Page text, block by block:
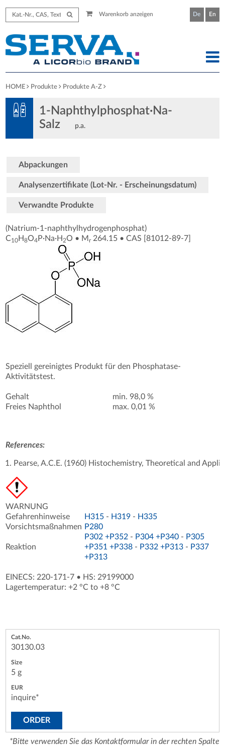
Warenkorb anzeigen De En
HOME Produkte Produkte A-Z
1-Naphthylphosphat·Na-
Salz
p.a.
Abpackungen
Analysenzertifikate (Lot-Nr. - Erscheinungsdatum)
Verwandte Produkte
(Natrium-1-naphthylhydrogenphosphat)
C10 H8O4 P·Na·H 2O • Mr264.15 •CAS [81012-89-7
Speziell gereinigtes Produkt für den Phosphatase-
Aktivitätstest.
Gehalt
Freies Naphthol
min. 98,0 %
max. 0,01 %
References:
Pearse, A.C.E. (1960) Histochemistry, Theoretical and
WARNUNG
Gefahrenhinweise
H315 - H319 - H335
Vorsichtsmaßnahmen P280
Reaktion
P302 +P352 - P304 +P340 - P305
+P351 +P338 - P332 +P313 - P337
+P313
EINECS: 220-171-7 • HS: 29199000
Lagertemperatur: +2 °C to +8 °C
30130.03
5 g
inquire*
ORDER
*Bitte verwenden Sie das Kontaktformular in der rechten Spalte